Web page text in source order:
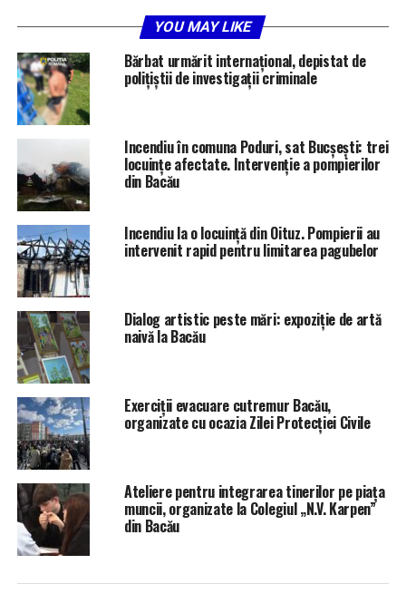
Simularea Evaluării Naționale se bazează pe programa
școlară oficială și urmărește evaluarea competențelor
dobândite pe parcursul ciclului gimnazial, în special în
clasele V–VIII. La proba de Limba și literatura română,
subiectele au testat înțelegerea textului, analiza literară,
redactarea unui text argumentativ și cunoștințele de
gramatică.
Rezultatele vor fi comunicate în perioada 16–20
februarie și vor avea un rol orientativ. Simulările la nivel
național sunt programate pentru perioada 16–18
martie, conform calendarului stabilit de Ministerul
Educației și Cercetării.
YOU MAY LIKE
Bărbat urmărit internațional, depistat de
polițiștii de investigații criminale
Incendiu în comuna Poduri, sat Bucșești: trei
locuințe afectate. Intervenție a pompierilor
din Bacău
Incendiu la o locuință din Oituz. Pompierii au
intervenit rapid pentru limitarea pagubelor
Dialog artistic peste mări: expoziție de artă
naivă la Bacău
Exerciții evacuare cutremur Bacău,
organizate cu ocazia Zilei Protecției Civile
Ateliere pentru integrarea tinerilor pe piața
muncii, organizate la Colegiul „N.V. Karpen”
din Bacău